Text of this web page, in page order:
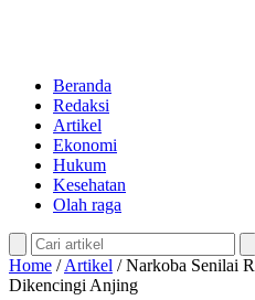
Beranda
Redaksi
Artikel
Ekonomi
Hukum
Kesehatan
Olah raga
Home /Artikel /Narkoba Senilai
Dikencingi Anjing